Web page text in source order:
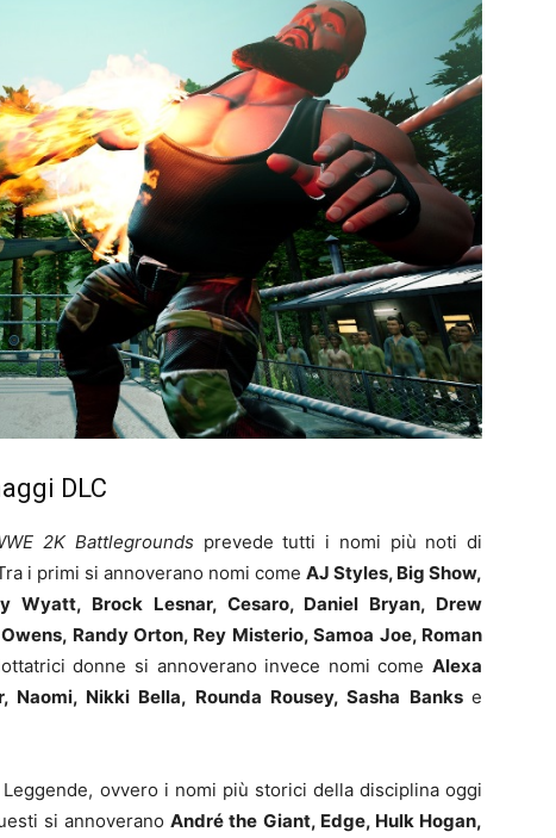
DLC
2K Battlegrounds prevede tutti i nomi più noti di
i primi si annoverano nomi come AJ Styles, Big Show,
Wyatt, Brock Lesnar, Cesaro, Daniel Bryan, Drew
Randy Orton, Rey Misterio, Samoa Joe, Roman
donne si annoverano invece nomi comeAlexa
Nikki Bella, Rounda Rousey, Sasha Banks e
ovvero i nomi più storici della disciplina oggi
si annoveranoAndré the Giant, Edge, Hulk Hogan,